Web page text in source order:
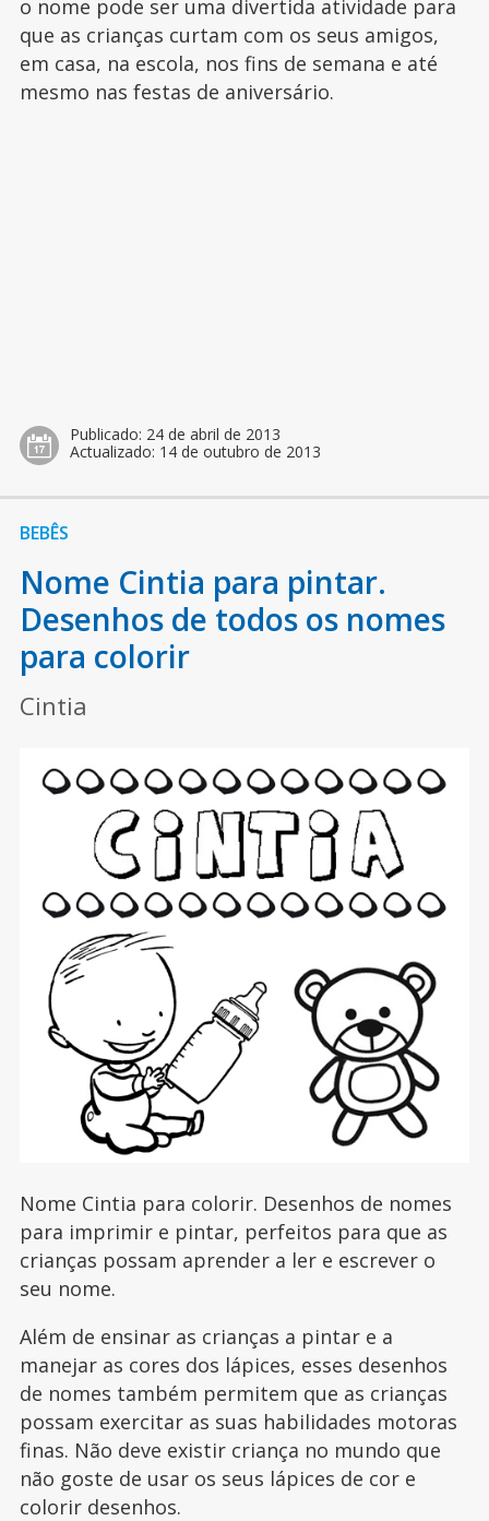
o nome pode ser uma divertida atividade para
que as crianças curtam com os seus amigos,
em casa, na escola, nos fins de semana e até
mesmo nas festas de aniversário.
Publicado: 24 de abril de 2013
Actualizado: 14 de outubro de 2013
BEBÊS
Nome Cintia para pintar.
Desenhos de todos os nomes
para colorir
Cintia
Nome Cintia para colorir. Desenhos de nomes
para imprimir e pintar, perfeitos para que as
crianças possam aprender a ler e escrever o
seu nome.
Além de ensinar as crianças a pintar e a
manejar as cores dos lápices, esses desenhos
de nomes também permitem que as crianças
possam exercitar as suas habilidades motoras
finas. Não deve existir criança no mundo que
não goste de usar os seus lápices de cor e
colorir desenhos.